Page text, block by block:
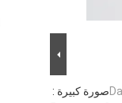
صورة كبيرة :